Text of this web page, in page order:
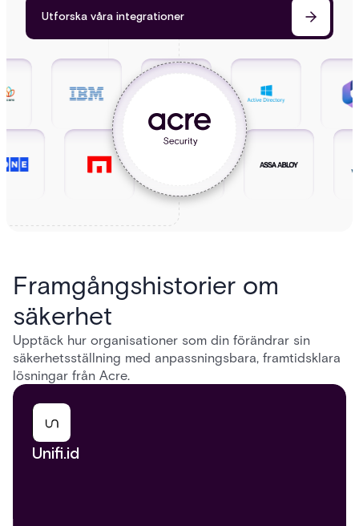
Utforska våra integrationer
Framgångshistorier om
säkerhet
Upptäck hur organisationer som din förändrar sin
säkerhetsställning med anpassningsbara, framtidsklara
lösningar från Acre.
Unifi.id